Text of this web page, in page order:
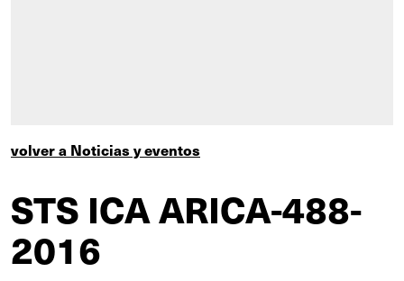
volver a Noticias y eventos
STS ICA ARICA-488-
2016